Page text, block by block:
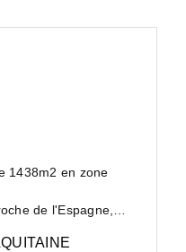
1438m2 en zone
de l'Espagne, à